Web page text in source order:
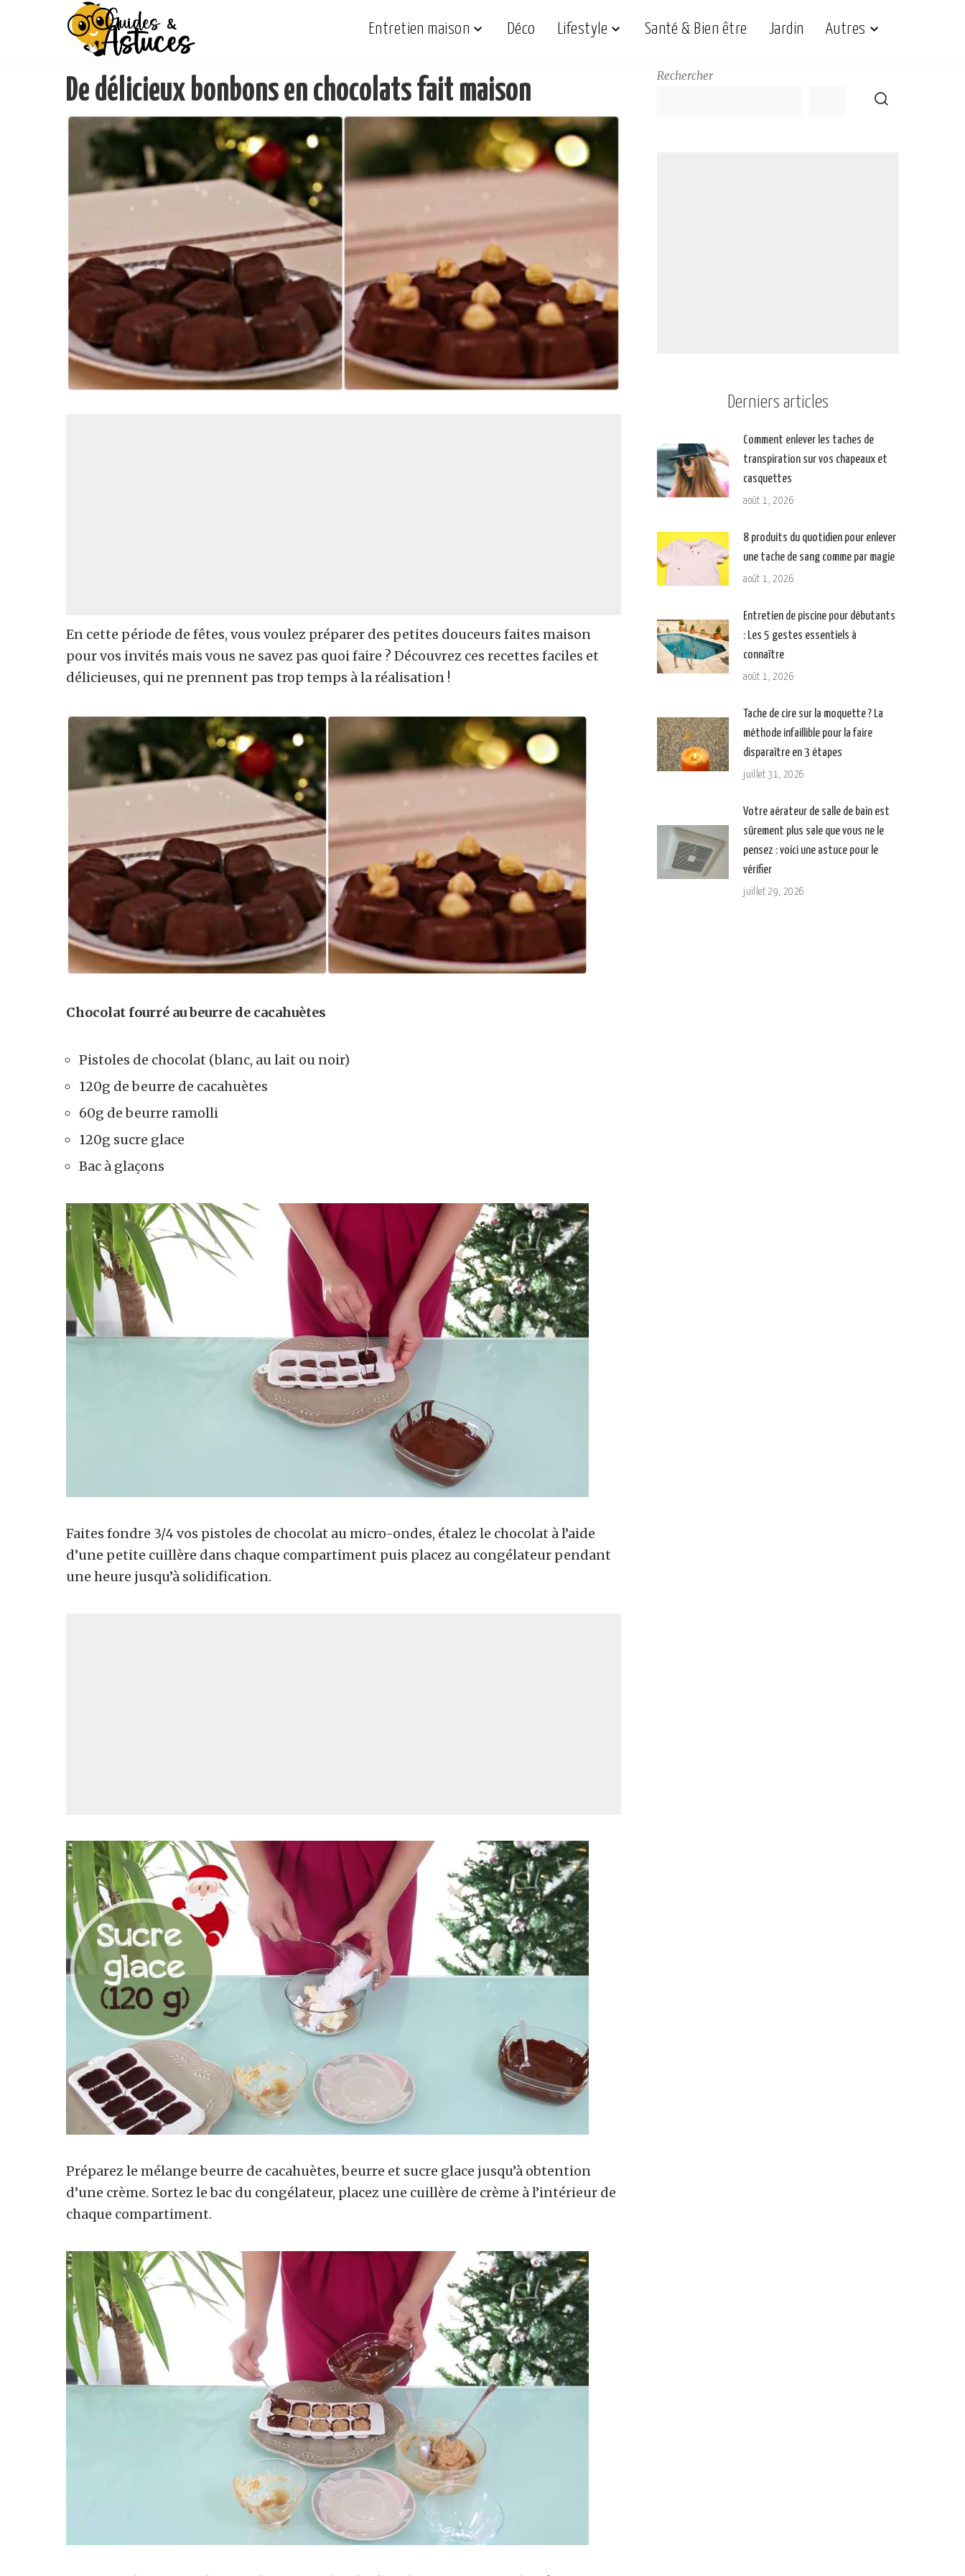
Entretien maison Déco Lifestyle Santé & Bien être Jardin Autres
De délicieux bonbons en chocolats fait maison
En cette période de fêtes, vous voulez préparer des petites douceurs faites maison
pour vos invités mais vous ne savez pas quoi faire ? Découvrez ces recettes faciles et
délicieuses, qui ne prennent pas trop temps à la réalisation !
Chocolat fourré au beurre de cacahuètes
Pistoles de chocolat (blanc, au lait ou noir)
120g de beurre de cacahuètes
60g de beurre ramolli
120g sucre glace
Bac à glaçons
Faites fondre 3/4 vos pistoles de chocolat au micro-ondes, étalez le chocolat à l’aide
d’une petite cuillère dans chaque compartiment puis placez au congélateur pendant
une heure jusqu’à solidification.
Préparez le mélange beurre de cacahuètes, beurre et sucre glace jusqu’à obtention
d’une crème. Sortez le bac du congélateur, placez une cuillère de crème à l’intérieur de
chaque compartiment.
Rechercher
Derniers articles
Comment enlever les taches de
transpiration sur vos chapeaux et
casquettes
août 1, 2026
8 produits du quotidien pour enlever
une tache de sang comme par magie
août 1, 2026
Entretien de piscine pour débutants
: Les 5 gestes essentiels à
connaître
août 1, 2026
Tache de cire sur la moquette ? La
méthode infaillible pour la faire
disparaître en 3 étapes
juillet 31, 2026
Votre aérateur de salle de bain est
sûrement plus sale que vous ne le
pensez : voici une astuce pour le
vérifier
juillet 29, 2026